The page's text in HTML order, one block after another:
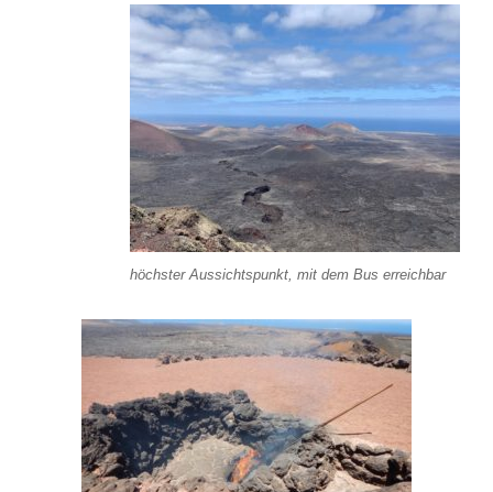
höchster Aussichtspunkt, mit dem Bus erreichbar